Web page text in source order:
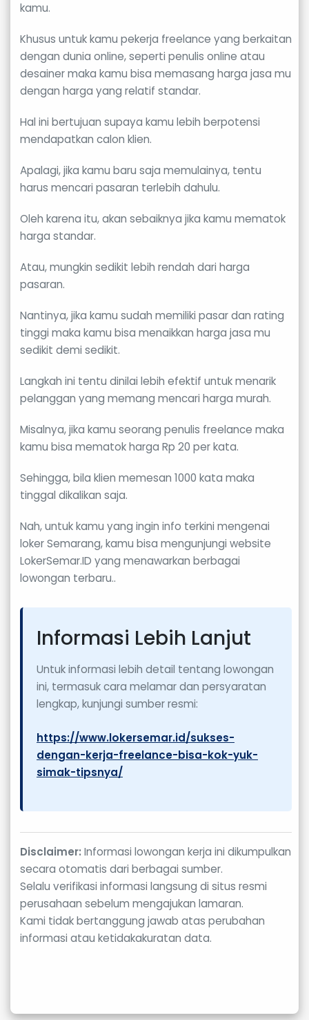
kamu.
Khusus untuk kamu pekerja freelance yang berkaitan
dengan dunia online, seperti penulis online atau
desainer maka kamu bisa memasang harga jasa mu
dengan harga yang relatif standar.
Hal ini bertujuan supaya kamu lebih berpotensi
mendapatkan calon klien.
Apalagi, jika kamu baru saja memulainya, tentu
harus mencari pasaran terlebih dahulu.
Oleh karena itu, akan sebaiknya jika kamu mematok
harga standar.
Atau, mungkin sedikit lebih rendah dari harga
pasaran.
Nantinya, jika kamu sudah memiliki pasar dan rating
tinggi maka kamu bisa menaikkan harga jasa mu
sedikit demi sedikit.
Langkah ini tentu dinilai lebih efektif untuk menarik
pelanggan yang memang mencari harga murah.
Misalnya, jika kamu seorang penulis freelance maka
kamu bisa mematok harga Rp 20 per kata.
Sehingga, bila klien memesan 1000 kata maka
tinggal dikalikan saja.
Nah, untuk kamu yang ingin info terkini mengenai
loker Semarang, kamu bisa mengunjungi website
LokerSemar.ID yang menawarkan berbagai
lowongan terbaru..
Informasi Lebih Lanjut
Untuk informasi lebih detail tentang lowongan
ini, termasuk cara melamar dan persyaratan
lengkap, kunjungi sumber resmi:
https://www.lokersemar.id/sukses-
dengan-kerja-freelance-bisa-kok-yuk-
simak-tipsnya/
Disclaimer: Informasi lowongan kerja ini dikumpulkan
secara otomatis dari berbagai sumber.
Selalu verifikasi informasi langsung di situs resmi
perusahaan sebelum mengajukan lamaran.
Kami tidak bertanggung jawab atas perubahan
informasi atau ketidakakuratan data.